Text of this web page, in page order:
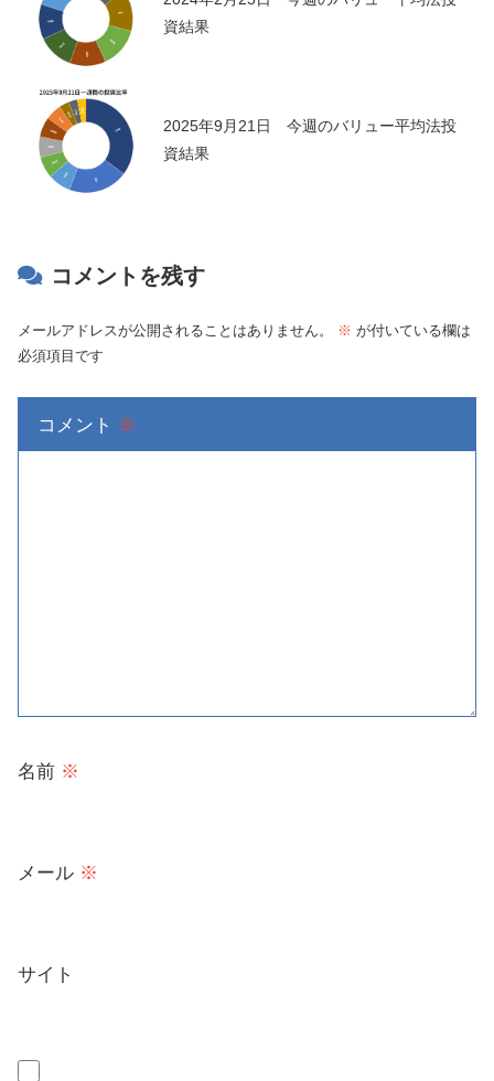
資結果
2025年9月21日 今週のバリュー平均法投
資結果
コメントを残す
メールアドレスが公開されることはありません。 ※ が付いている欄は
必須項目です
コメント ※
名前 ※
メール ※
サイト